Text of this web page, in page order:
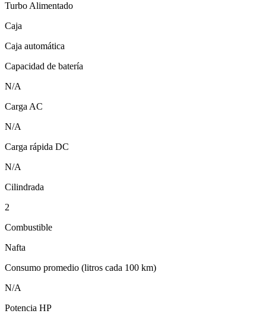
Turbo Alimentado
Caja
Caja automática
Capacidad de batería
N/A
Carga AC
N/A
Carga rápida DC
N/A
Cilindrada
2
Combustible
Nafta
Consumo promedio (litros cada 100 km)
N/A
Potencia HP